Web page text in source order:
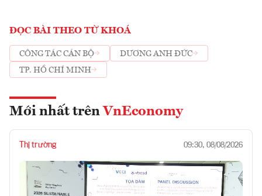
ĐỌC BÀI THEO TỪ KHOÁ
CÔNG TÁC CÁN BỘ
DƯƠNG ANH ĐỨC
TP. HỒ CHÍ MINH
Mới nhất trên VnEconomy
Thị trường 09:30, 08/08/2026